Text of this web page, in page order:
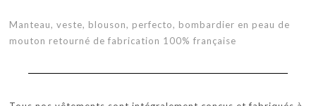
Manteau, veste, blouson, perfecto, bombardier en peau de
mouton retourné de fabrication 100% française